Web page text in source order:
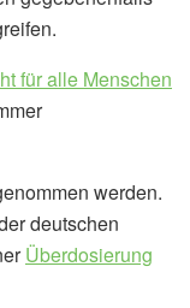
für alle Menschen
werden.
deutschen
Überdosierung